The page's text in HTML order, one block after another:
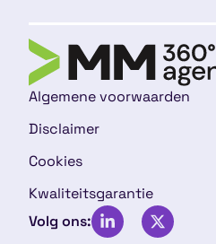
Algemene voorwaarden
Disclaimer
Cookies
Kwaliteitsgarantie
Volg ons: